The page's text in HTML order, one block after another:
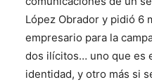
López Obrador y pidió 6
empresario para la
dos ilícitos… uno que es
identidad, y otro más si